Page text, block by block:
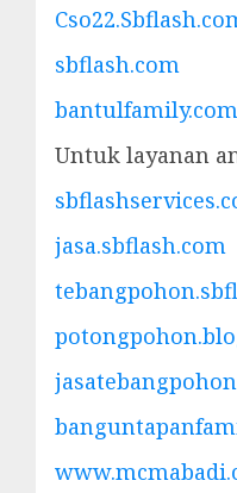
sbflash.com
bantulfamily.com
Untuk layanan
jasa.sbflash.com